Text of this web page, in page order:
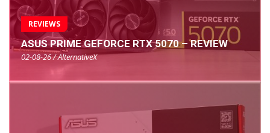
REVIEWS
ASUS PRIME GEFORCE RTX 5070 – REVIEW
02-08-26 / AlternativeX